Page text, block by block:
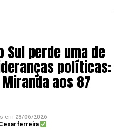
Sul perde uma de
políticas:
aos 87
em 23/06/2026
ferreira